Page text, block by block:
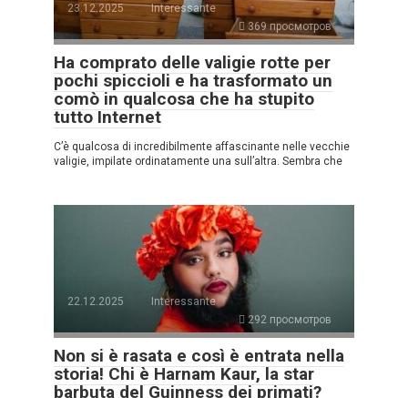
23.12.2025
Interessante
369 просмотров
Ha comprato delle valigie rotte per
pochi spiccioli e ha trasformato un
comò in qualcosa che ha stupito
tutto Internet
C’è qualcosa di incredibilmente affascinante nelle vecchie
valigie, impilate ordinatamente una sull’altra. Sembra che
22.12.2025
Interessante
292 просмотров
Non si è rasata e così è entrata nella
storia! Chi è Harnam Kaur, la star
barbuta del Guinness dei primati?